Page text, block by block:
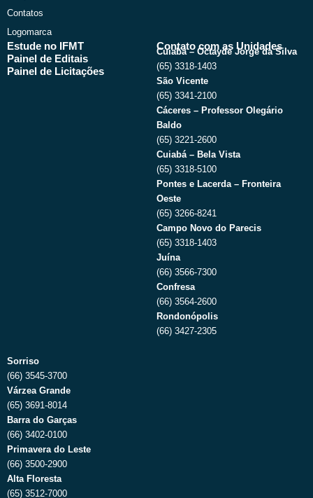
Contatos
Logomarca
Estude no IFMT
Painel de Editais
Painel de Licitações
Contato com as Unidades
Cuiabá – Octayde Jorge da Silva
(65) 3318-1403
São Vicente
(65) 3341-2100
Cáceres – Professor Olegário
Baldo
(65) 3221-2600
Cuiabá – Bela Vista
(65) 3318-5100
Pontes e Lacerda – Fronteira
Oeste
(65) 3266-8241
Campo Novo do Parecis
(65) 3318-1403
Juína
(66) 3566-7300
Confresa
(66) 3564-2600
Rondonópolis
(66) 3427-2305
Sorriso
(66) 3545-3700
Várzea Grande
(65) 3691-8014
Barra do Garças
(66) 3402-0100
Primavera do Leste
(66) 3500-2900
Alta Floresta
(65) 3512-7000